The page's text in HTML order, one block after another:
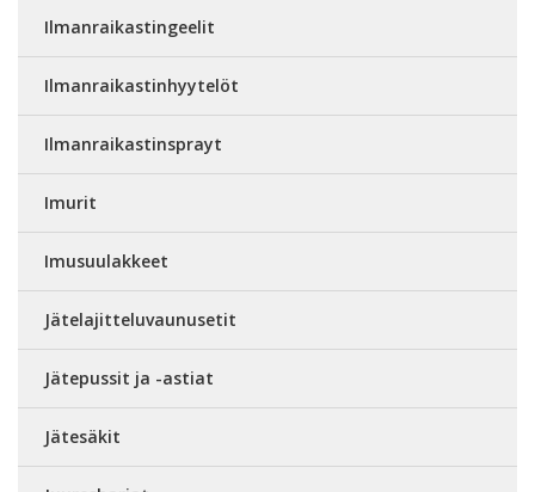
Ilmanraikastingeelit
Ilmanraikastinhyytelöt
Ilmanraikastinsprayt
Imurit
Imusuulakkeet
Jätelajitteluvaunusetit
Jätepussit ja -astiat
Jätesäkit